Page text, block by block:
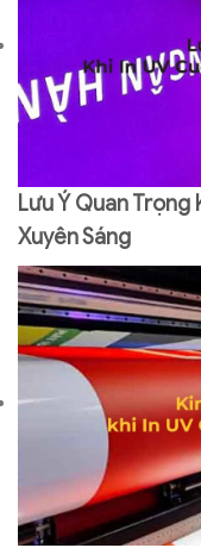
Lưu Ý Quan Trọng
Xuyên Sáng